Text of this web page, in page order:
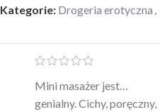
Kategorie: Drogeria erotyczna ,
Mini masażer jest…
genialny. Cichy, poręczny,